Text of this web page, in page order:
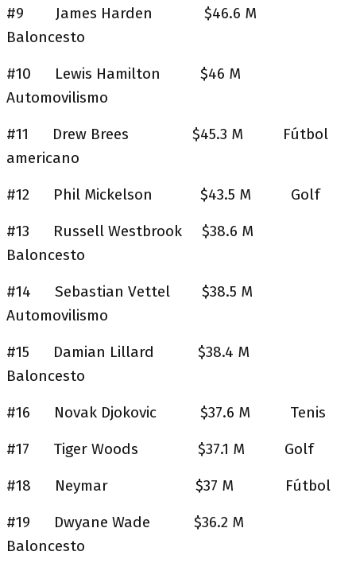
#9 James Harden $46.6 M
Baloncesto
#10 Lewis Hamilton $46 M
Automovilismo
#11 Drew Brees $45.3 M Fútbol
americano
#12 Phil Mickelson $43.5 M Golf
#13 Russell Westbrook $38.6 M
Baloncesto
#14 Sebastian Vettel $38.5 M
Automovilismo
#15 Damian Lillard $38.4 M
Baloncesto
#16 Novak Djokovic $37.6 M Tenis
#17 Tiger Woods $37.1 M Golf
#18 Neymar $37 M Fútbol
#19 Dwyane Wade $36.2 M
Baloncesto